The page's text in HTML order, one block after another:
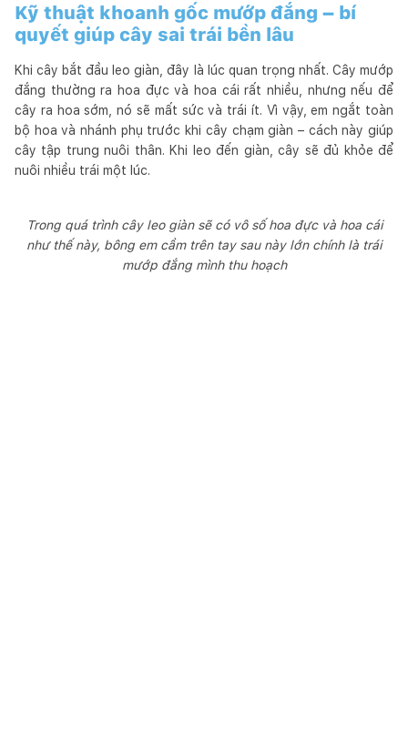
Kỹ thuật khoanh gốc mướp đắng – bí
quyết giúp cây sai trái bền lâu
Khi cây bắt đầu leo giàn, đây là lúc quan trọng nhất. Cây mướp
đắng thường ra hoa đực và hoa cái rất nhiều, nhưng nếu để
cây ra hoa sớm, nó sẽ mất sức và trái ít. Vì vậy, em ngắt toàn
bộ hoa và nhánh phụ trước khi cây chạm giàn – cách này giúp
cây tập trung nuôi thân. Khi leo đến giàn, cây sẽ đủ khỏe để
nuôi nhiều trái một lúc.
Trong quá trình cây leo giàn sẽ có vô số hoa đực và hoa cái
như thế này, bông em cầm trên tay sau này lớn chính là trái
mướp đắng mình thu hoạch